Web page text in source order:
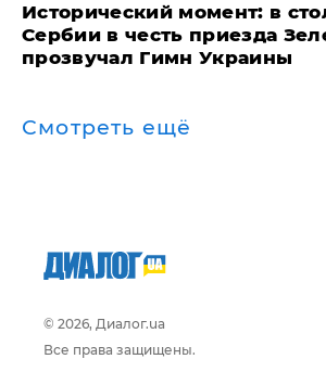
Исторический момент: в
Сербии в честь приезда
прозвучал Гимн Украины
Смотреть ещё
© 2026, Диалог.ua
Все права защищены.